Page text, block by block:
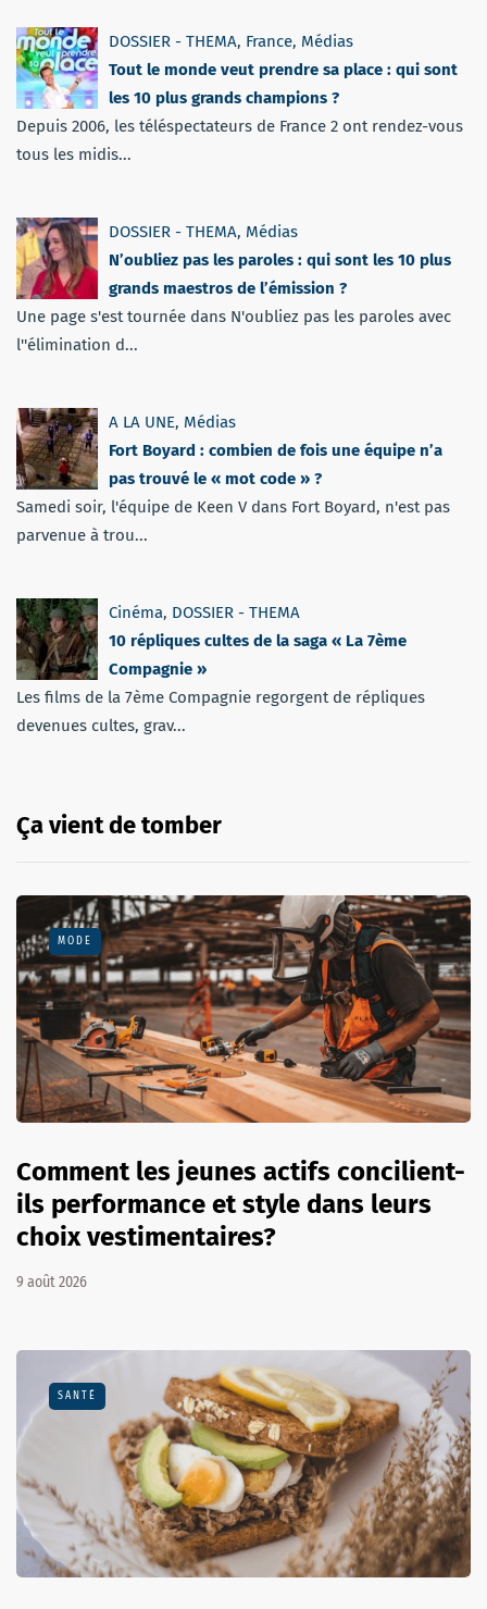
DOSSIER - THEMA, France, Médias
Tout le monde veut prendre sa place : qui sont
les 10 plus grands champions ?
Depuis 2006, les téléspectateurs de France 2 ont rendez-vous
tous les midis...
DOSSIER - THEMA, Médias
N’oubliez pas les paroles : qui sont les 10 plus
grands maestros de l’émission ?
Une page s'est tournée dans N'oubliez pas les paroles avec
l''élimination d...
A LA UNE, Médias
Fort Boyard : combien de fois une équipe n’a
pas trouvé le « mot code » ?
Samedi soir, l'équipe de Keen V dans Fort Boyard, n'est pas
parvenue à trou...
Cinéma, DOSSIER - THEMA
10 répliques cultes de la saga « La 7ème
Compagnie »
Les films de la 7ème Compagnie regorgent de répliques
devenues cultes, grav...
Ça vient de tomber
MODE
Comment les jeunes actifs concilient-
ils performance et style dans leurs
choix vestimentaires?
9 août 2026
SANTÉ